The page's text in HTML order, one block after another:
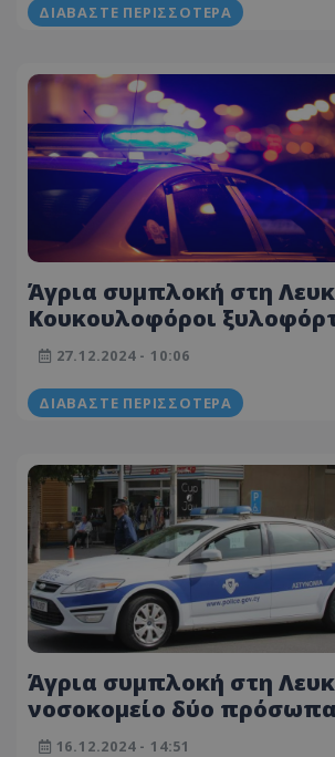
ΔΙΑΒΆΣΤΕ ΠΕΡΙΣΣΌΤΕΡΑ
Άγρια συμπλοκή στη
Κουκουλοφόροι
έκλεψαν και έστειλαν στο
Νοσοκομείο 31χρονο
27.12.2024 - 10:06
ΔΙΑΒΆΣΤΕ ΠΕΡΙΣΣΌΤΕΡΑ
Άγρια συμπλοκή στη
νοσοκομείο δύο πρόσωπα
16.12.2024 - 14:51